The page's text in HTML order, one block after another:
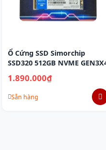
Ổ Cứng SSD Simorchip
SSD320 512GB NVME
1.890.000₫
Sẵn hàng